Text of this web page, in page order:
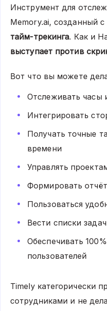
Инструмент для
Memory.ai, созданный
тайм-трекинга. Как и
выступает против
Вот что вы можете
Отслеживать
Интегрировать
Получать точные
времени
Управлять
Формировать
Пользоваться
Вести списки
Обеспечивать
пользователей
Timely категорически
сотрудниками и не